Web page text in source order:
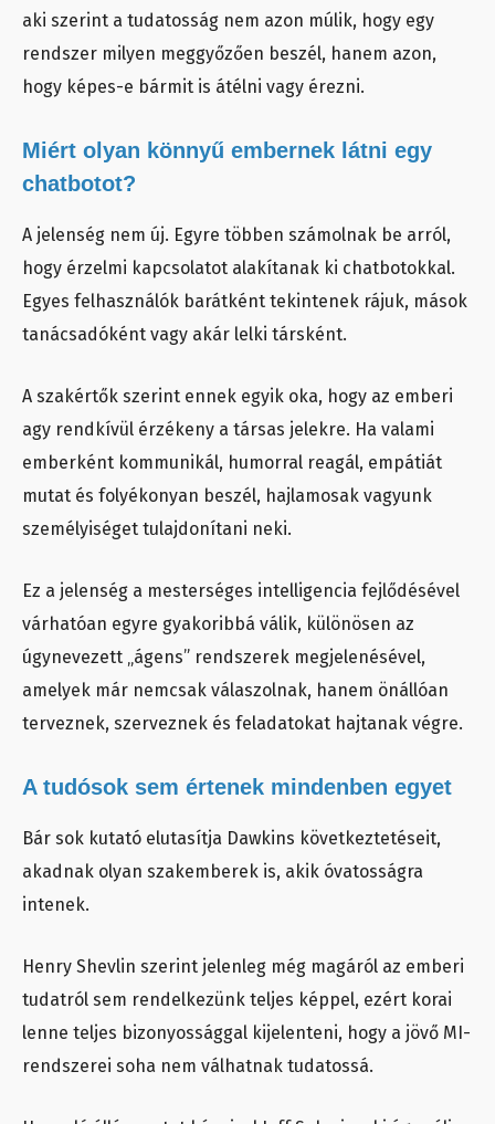
aki szerint a tudatosság nem azon múlik, hogy egy
rendszer milyen meggyőzően beszél, hanem azon,
hogy képes-e bármit is átélni vagy érezni.
Miért olyan könnyű embernek látni egy
chatbotot?
A jelenség nem új. Egyre többen számolnak be arról,
hogy érzelmi kapcsolatot alakítanak ki chatbotokkal.
Egyes felhasználók barátként tekintenek rájuk, mások
tanácsadóként vagy akár lelki társként.
A szakértők szerint ennek egyik oka, hogy az emberi
agy rendkívül érzékeny a társas jelekre. Ha valami
emberként kommunikál, humorral reagál, empátiát
mutat és folyékonyan beszél, hajlamosak vagyunk
személyiséget tulajdonítani neki.
Ez a jelenség a mesterséges intelligencia fejlődésével
várhatóan egyre gyakoribbá válik, különösen az
úgynevezett „ágens” rendszerek megjelenésével,
amelyek már nemcsak válaszolnak, hanem önállóan
terveznek, szerveznek és feladatokat hajtanak végre.
A tudósok sem értenek mindenben egyet
Bár sok kutató elutasítja Dawkins következtetéseit,
akadnak olyan szakemberek is, akik óvatosságra
intenek.
Henry Shevlin szerint jelenleg még magáról az emberi
tudatról sem rendelkezünk teljes képpel, ezért korai
lenne teljes bizonyossággal kijelenteni, hogy a jövő MI-
rendszerei soha nem válhatnak tudatossá.